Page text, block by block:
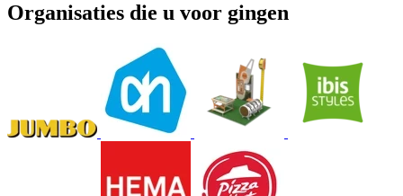
Organisaties die u voor gingen